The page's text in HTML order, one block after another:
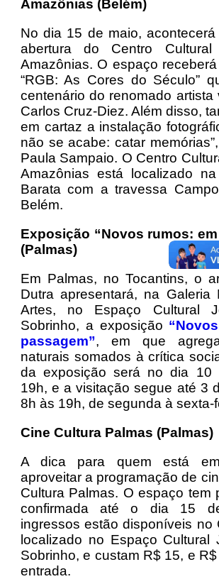
Amazônias (Belém)
No dia 15 de maio,
abertura do Centro
Amazônias. O espaço
“RGB: As Cores do Século”
centenário do renomado artista
Carlos Cruz-Diez. Além disso,
em cartaz a instalação
não se acabe: catar
Paula Sampaio. O Centro
Amazônias está localizado
Barata com a travessa
Belém.
Exposição “Novos rumos:
(Palmas)
Em Palmas, no Tocantins, o
Dutra apresentará, na Galeria
Artes, no Espaço Cultural
Sobrinho, a exposição
passagem”, em que
naturais somados à crítica
da exposição será no dia 10
19h, e a visitação segue até 3
8h às 19h, de segunda à sexta-
Cine Cultura Palmas (Palmas)
A dica para quem está
aproveitar a programação de
Cultura Palmas. O espaço tem
confirmada até o dia 15
ingressos estão disponíveis no
localizado no Espaço Cultural
Sobrinho, e custam R$ 15, e
entrada.